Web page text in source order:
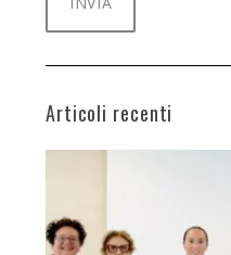
Articoli recenti